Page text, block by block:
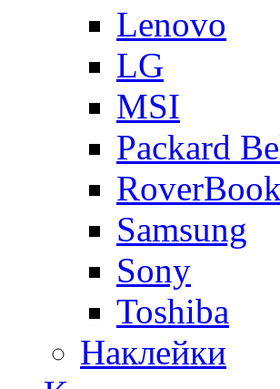
Lenovo
LG
MSI
Packard
RoverBook
Samsung
Sony
Toshiba
Наклейки